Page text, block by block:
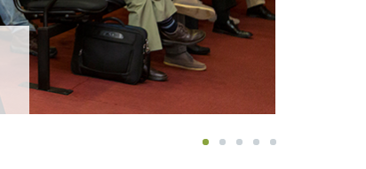
1 2 3 4 5